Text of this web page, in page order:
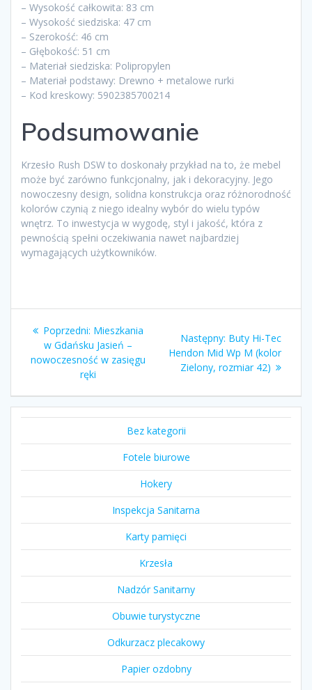
– Wysokość całkowita: 83 cm
– Wysokość siedziska: 47 cm
– Szerokość: 46 cm
– Głębokość: 51 cm
– Materiał siedziska: Polipropylen
– Materiał podstawy: Drewno + metalowe rurki
– Kod kreskowy: 5902385700214
Podsumowanie
Krzesło Rush DSW to doskonały przykład na to, że mebel
może być zarówno funkcjonalny, jak i dekoracyjny. Jego
nowoczesny design, solidna konstrukcja oraz różnorodność
kolorów czynią z niego idealny wybór do wielu typów
wnętrz. To inwestycja w wygodę, styl i jakość, która z
pewnością spełni oczekiwania nawet najbardziej
wymagających użytkowników.
Nawigacja
wpisu
Poprzedni: Poprzedni
wpis:
Mieszkania
w Gdańsku Jasień –
nowoczesność w zasięgu
ręki
Następny: Następny
wpis:
Buty Hi-Tec
Hendon Mid Wp M (kolor
Zielony, rozmiar 42)
Bez kategorii
Fotele biurowe
Hokery
Inspekcja Sanitarna
Karty pamięci
Krzesła
Nadzór Sanitarny
Obuwie turystyczne
Odkurzacz plecakowy
Papier ozdobny